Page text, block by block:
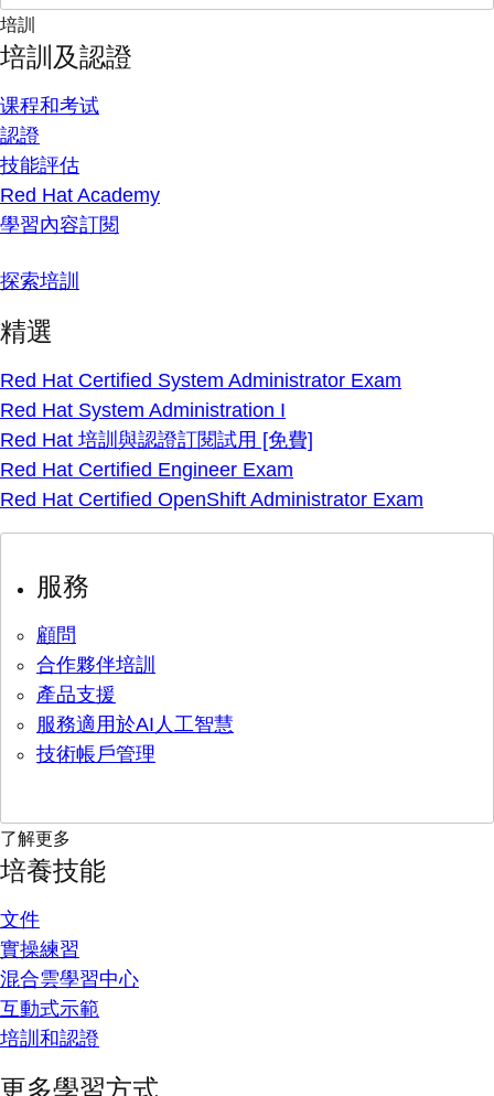
培訓
培訓及認證
课程和考试
認證
技能評估
Red Hat Academy
學習內容訂閱
探索培訓
精選
Red Hat Certified System Administrator Exam
Red Hat System Administration I
Red Hat 培訓與認證訂閱試用 [免費]
Red Hat Certified Engineer Exam
Red Hat Certified OpenShift Administrator Exam
服務
顧問
合作夥伴培訓
產品支援
服務適用於AI人工智慧
技術帳戶管理
了解更多
培養技能
文件
實操練習
混合雲學習中心
互動式示範
培訓和認證
更多學習方式